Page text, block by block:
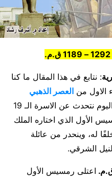
: نتابع في هذا المقال ما كنا
الاول من العصر الذهبي
، واليوم نتحدث عن الاسرة الـ 19
الأول الذي اختاره الملك
آخر حكام الأسرة 18 خلفًا له، وينحدر من عائلة
الشرقي.
اعتلى رمسيس الأول